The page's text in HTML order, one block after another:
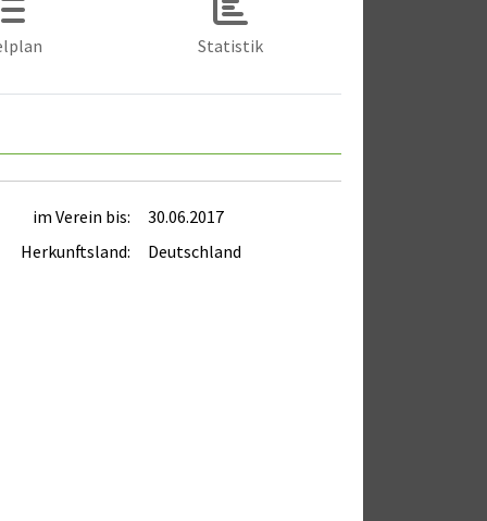
Statistik
im Verein bis:
30.06.2017
Herkunftsland:
Deutschland